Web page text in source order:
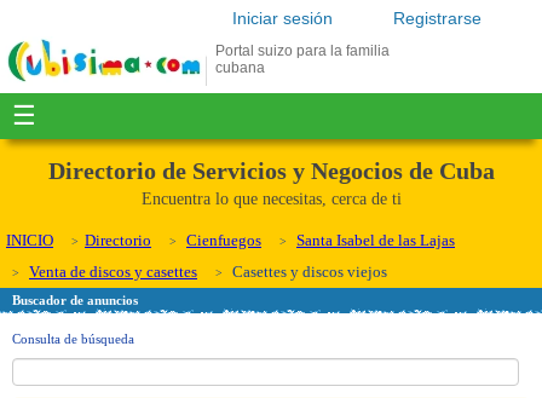
Registrarse
Iniciar sesión
Portal suizo para la familia
cubana
☰
Directorio de Servicios y Negocios de Cuba
Encuentra lo que necesitas, cerca de ti
INICIO Directorio Cienfuegos
Santa Isabel de las Lajas
Venta de discos y casettes
Casettes y discos viejos
Buscador de anuncios
Consulta de búsqueda